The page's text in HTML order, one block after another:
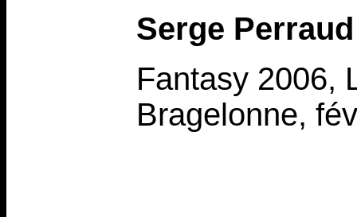
Serge Perraud
Fantasy 2006,
Bragelonne,